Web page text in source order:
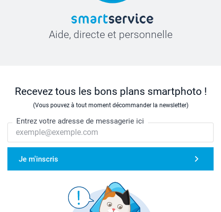
Aide, directe et personnelle
Recevez tous les bons plans smartphoto !
(Vous pouvez à tout moment décommander la newsletter)
Entrez votre adresse de messagerie ici
Je m'inscris